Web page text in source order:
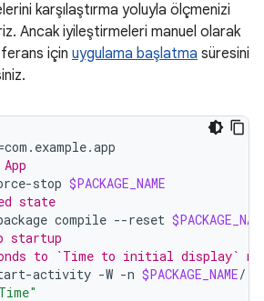
karşılaştırma yoluyla ölçmenizi
Ancak iyileştirmeleri manuel olarak
için uygulama başlatma süresini
com.example.app
stop $PACKAGE_NAME
state
compile --reset
startup
to `Time to initial display`
activity -W -n $PACKAGE_NAME/